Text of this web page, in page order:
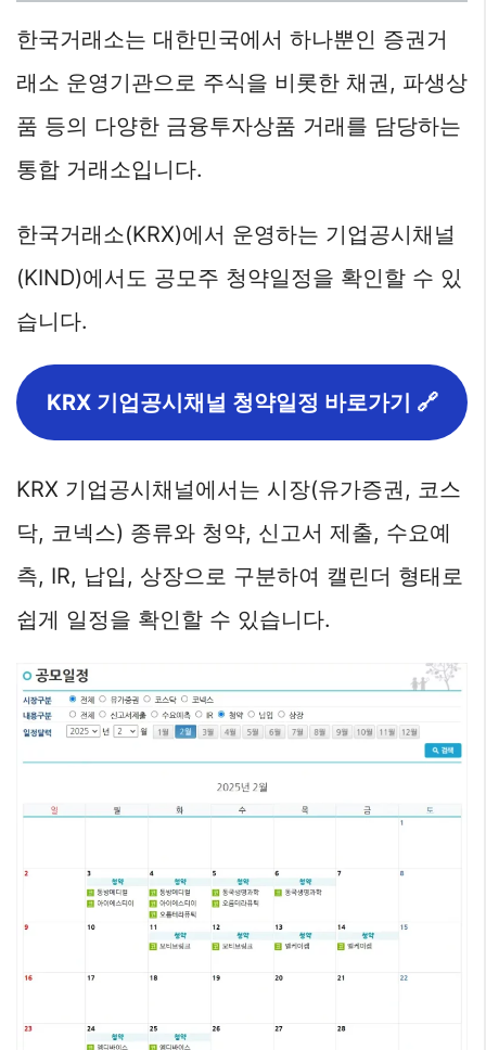
한국거래소는 대한민국에서 하나뿐인 증권거
래소 운영기관으로 주식을 비롯한 채권, 파생상
품 등의 다양한 금융투자상품 거래를 담당하는
통합 거래소입니다.
한국거래소(KRX)에서 운영하는 기업공시채널
(KIND)에서도 공모주 청약일정을 확인할 수 있
습니다.
KRX 기업공시채널 청약일정 바로가기 🔗
KRX 기업공시채널에서는 시장(유가증권, 코스
닥, 코넥스) 종류와 청약, 신고서 제출, 수요예
측, IR, 납입, 상장으로 구분하여 캘린더 형태로
쉽게 일정을 확인할 수 있습니다.